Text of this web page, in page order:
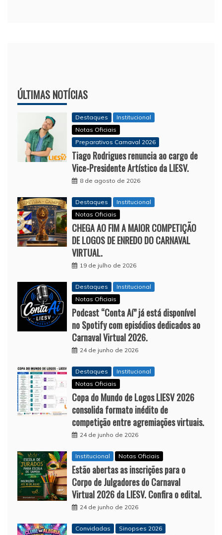
ÚLTIMAS NOTÍCIAS
Destaques
Institucional
Notas Oficiais
Preparativos Carnaval 2026
Tiago Rodrigues renuncia ao cargo de
Vice-Presidente Artístico da LIESV.
8 de agosto de 2026
Destaques
Institucional
Notas Oficiais
CHEGA AO FIM A MAIOR COMPETIÇÃO
DE LOGOS DE ENREDO DO CARNAVAL
VIRTUAL.
19 de julho de 2026
Destaques
Institucional
Notas Oficiais
Podcast “Conta Aí” já está disponível
no Spotify com episódios dedicados ao
Carnaval Virtual 2026.
24 de junho de 2026
Destaques
Institucional
Notas Oficiais
Copa do Mundo de Logos LIESV 2026
consolida formato inédito de
competição entre agremiações virtuais.
24 de junho de 2026
Institucional Notas Oficiais
Estão abertas as inscrições para o
Corpo de Julgadores do Carnaval
Virtual 2026 da LIESV. Confira o edital.
24 de junho de 2026
Convidadas Sinopses 2026